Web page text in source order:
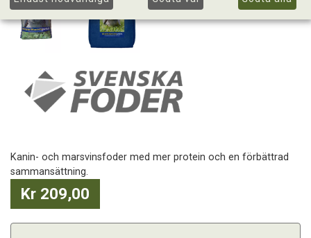
Kanin- och marsvinsfoder med mer protein och en förbättrad
sammansättning.
Kr 209,00